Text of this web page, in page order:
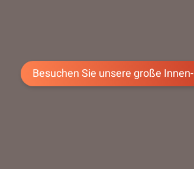
Besuchen Sie unsere große